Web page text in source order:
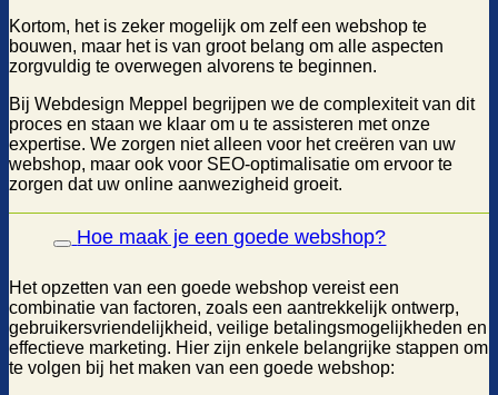
Kortom, het is zeker mogelijk om zelf een webshop te
bouwen, maar het is van groot belang om alle aspecten
zorgvuldig te overwegen alvorens te beginnen.
Bij Webdesign Meppel begrijpen we de complexiteit van dit
proces en staan we klaar om u te assisteren met onze
expertise. We zorgen niet alleen voor het creëren van uw
webshop, maar ook voor SEO-optimalisatie om ervoor te
zorgen dat uw online aanwezigheid groeit.
Hoe maak je een goede webshop?
Het opzetten van een goede webshop vereist een
combinatie van factoren, zoals een aantrekkelijk ontwerp,
gebruikersvriendelijkheid, veilige betalingsmogelijkheden en
effectieve marketing. Hier zijn enkele belangrijke stappen om
te volgen bij het maken van een goede webshop: